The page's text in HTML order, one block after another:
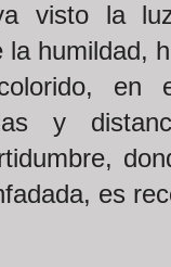
visto la
la humildad,
en
y
es